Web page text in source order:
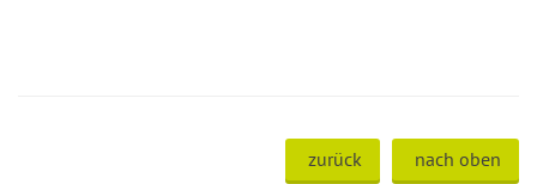
zurück nach oben